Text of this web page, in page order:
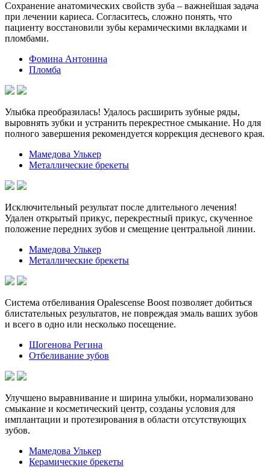
Сохранение анатомических свойств зуба – важнейшая задача
при лечении кариеса. Согласитесь, сложно понять, что
пациенту восстановили зубы керамическими вкладками и
пломбами.
Фомина Антонина
Пломба
Улыбка преобразилась! Удалось расширить зубные ряды,
выровнять зубки и устранить перекрестное смыкание. Но для
полного завершения рекомендуется коррекция десневого края.
Мамедова Улькер
Металлические брекеты
Исключительный результат после длительного лечения!
Удален открытый прикус, перекрестный прикус, скученное
положение передних зубов и смещение центральной линии.
Мамедова Улькер
Металлические брекеты
Система отбеливания Opalescense Boost позволяет добиться
блистательных результатов, не повреждая эмаль ваших зубов
и всего в одно или несколько посещение.
Шогенова Регина
Отбеливание зубов
Улучшено выравнивание и ширина улыбки, нормализовано
смыкание и косметический центр, созданы условия для
имплантации и протезирования в области отсутствующих
зубов.
Мамедова Улькер
Керамические брекеты